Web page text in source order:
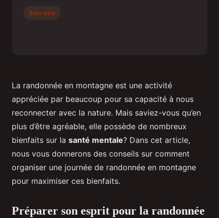
La randonnée en montagne est une activité
appréciée par beaucoup pour sa capacité à nous
reconnecter avec la nature. Mais saviez-vous qu’en
plus d’être agréable, elle possède de nombreux
bienfaits sur la santé mentale? Dans cet article,
nous vous donnerons des conseils sur comment
organiser une journée de randonnée en montagne
pour maximiser ces bienfaits.
Préparer son esprit pour la randonnée
Bien-etre